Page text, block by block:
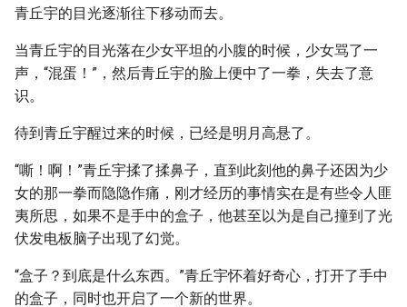
青丘宇的目光逐渐往下移动而去。
当青丘宇的目光落在少女平坦的小腹的时候，少女骂了一
声，“混蛋！”，然后青丘宇的脸上便中了一拳，失去了意
识。
待到青丘宇醒过来的时候，已经是明月高悬了。
“嘶！啊！”青丘宇揉了揉鼻子，直到此刻他的鼻子还因为少
女的那一拳而隐隐作痛，刚才经历的事情实在是有些令人匪
夷所思，如果不是手中的盒子，他甚至以为是自己撞到了光
伏发电板脑子出现了幻觉。
“盒子？到底是什么东西。”青丘宇怀着好奇心，打开了手中
的盒子，同时也开启了一个新的世界。